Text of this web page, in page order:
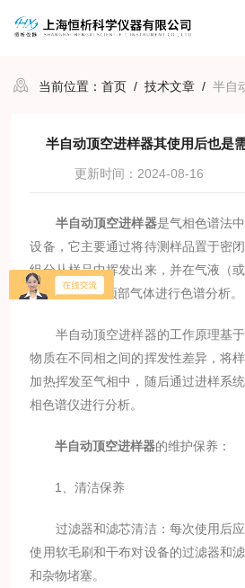
当前位置：首页 /技术文章 /半自动顶
半自动顶空进样器其使用后也是
更新时间：2024-08-16
半自动顶空进样器是气相色谱法
设备，它主要通过将待测样品置于密
组分从样品中挥发出来，并在气液（
后，直接抽取顶部气体进行色谱分析。
半自动顶空进样器的工作原理基于
物质在不同相之间的挥发性差异，将
加热挥发至气相中，随后通过进样系
相色谱仪进行分析。
半自动顶空进样器的维护保养：
1、清洁保养
过滤器和滤芯清洁：每次使用后应
使用软毛刷和干布对设备的过滤器和
和杂物堵塞。